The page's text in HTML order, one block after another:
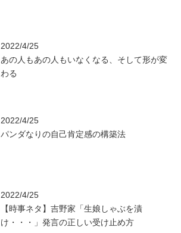
2022/4/25
あの人もあの人もいなくなる、そして形が変
わる
2022/4/25
パンダなりの自己肯定感の構築法
2022/4/25
【時事ネタ】吉野家「生娘しゃぶを漬
け・・・」発言の正しい受け止め方